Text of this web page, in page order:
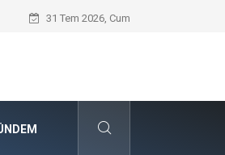
Güvenilir Chip Satışı: Dijital Masa
31 Tem 2026, Cum